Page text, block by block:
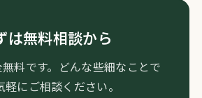
は無料相談から
料です。どんな些細なことで
軽にご相談ください。